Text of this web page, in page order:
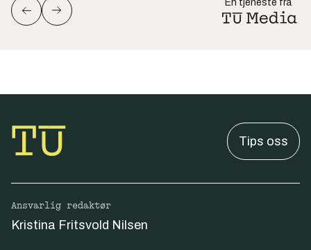
En tjeneste fra
Tips oss
Ansvarlig redaktør
Kristina Fritsvold Nilsen